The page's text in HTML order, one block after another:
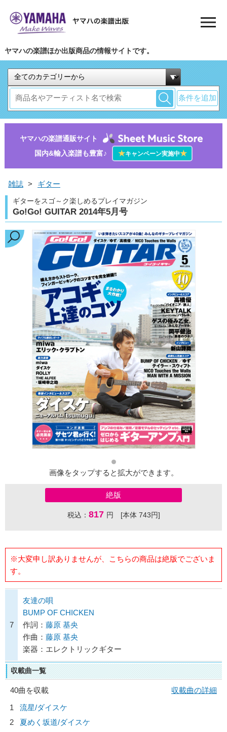
ヤマハの楽譜ほか出版商品の情報サイトです。
条件を追加
ヤマハの楽譜通販サイト
国内&輸入楽譜も豊富♪
★キャンペーン実施中★
雑誌 > ギター
ギターをスゴ～ク楽しめるプレイマガジン
Go!Go! GUITAR 2014年5月号
画像をタップすると拡大ができます。
絶版
税込： 817 円 [本体 743円]
※大変申し訳ありませんが、こちらの商品は絶版でございま
す。
7
友達の唄
BUMP OF CHICKEN
作詞： 藤原 基央
作曲： 藤原 基央
楽器：エレクトリックギター
収載曲一覧
40曲を収載
収載曲の詳細
1
流星/ダイスケ
2
夏めく坂道/ダイスケ